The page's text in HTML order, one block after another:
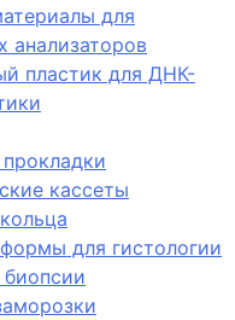
для
анализаторов
пластик для ДНК-
кассеты
для гистологии